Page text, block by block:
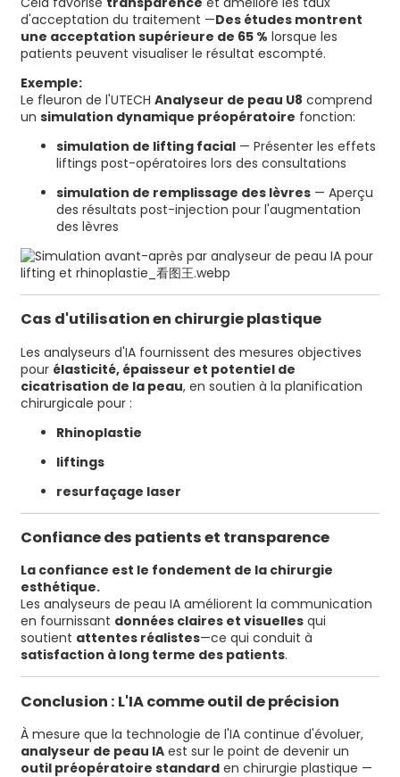
d'acceptation du traitement —Des études montrent
une acceptation supérieure de 65 % lorsque les
patients peuvent visualiser le résultat escompté.
Exemple:
Le fleuron de l'UTECH Analyseur de peau U8 comprend
un simulation dynamique préopératoire fonction:
simulation de lifting facial— Présenter les effets
liftings post-opératoires lors des consultations
simulation de remplissage des lèvres— Aperçu
des résultats post-injection pour l'augmentation
des lèvres
Cas d'utilisation en chirurgie plastique
Les analyseurs d'IA fournissent des mesures objectives
pour élasticité, épaisseur et potentiel de
cicatrisation de la peau, en soutien à la planification
chirurgicale pour :
Rhinoplastie
liftings
resurfaçage laser
Confiance des patients et transparence
La confiance est le fondement de la chirurgie
esthétique.
Les analyseurs de peau IA améliorent la communication
en fournissant données claires et visuellesqui
soutient attentes réalistes—ce qui conduit à
satisfaction à long terme des patients.
Conclusion : L'IA comme outil de précision
À mesure que la technologie de l'IA continue d'évoluer,
analyseur de peau IAest sur le point de devenir un
outil préopératoire standarden chirurgie plastique —